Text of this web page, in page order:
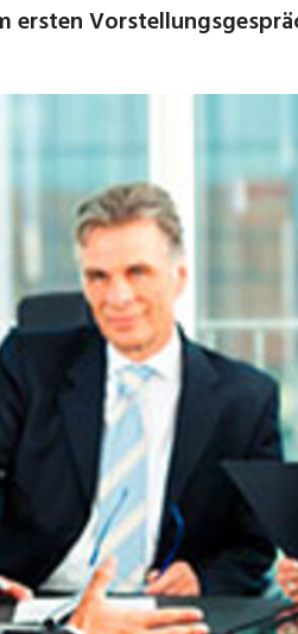
ersten